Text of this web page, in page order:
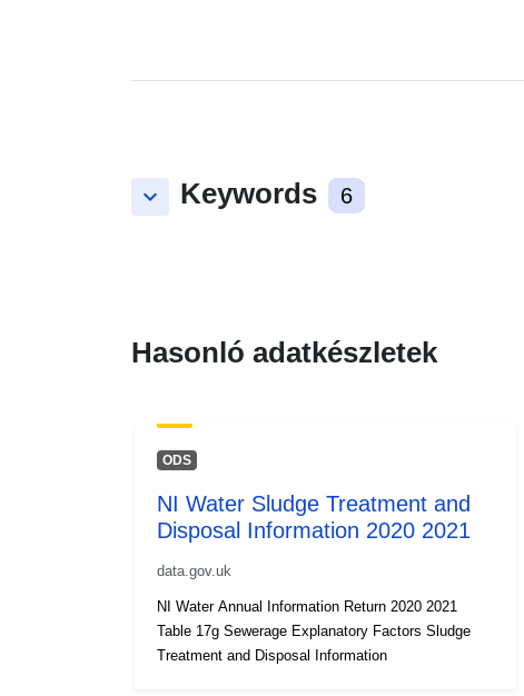
keyboard_arrow_down Keywords 6
Hasonló adatkészletek
ODS
NI Water Sludge Treatment and
Disposal Information 2020 2021
data.gov.uk
NI Water Annual Information Return 2020 2021
Table 17g Sewerage Explanatory Factors Sludge
Treatment and Disposal Information